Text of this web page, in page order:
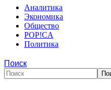
Аналитика
Экономика
Общество
POP!CA
Политика
Поиск